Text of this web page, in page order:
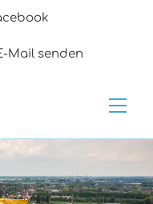
Mail senden